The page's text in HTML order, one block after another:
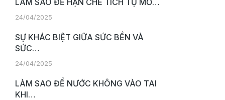
24/04/2025
SỰ KHÁC BIỆT GIỮA SỨC BỀN VÀ
SỨC…
24/04/2025
LÀM SAO ĐỂ NƯỚC KHÔNG VÀO TAI
KHI…